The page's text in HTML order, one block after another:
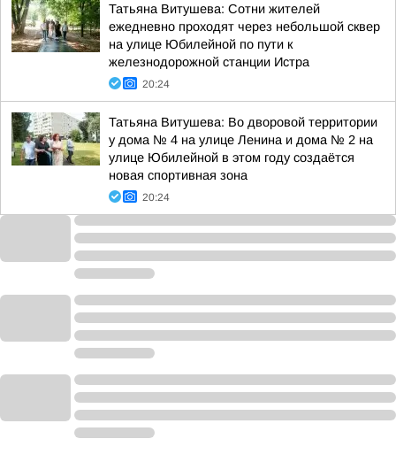
Татьяна Витушева: Сотни жителей
ежедневно проходят через небольшой сквер
на улице Юбилейной по пути к
железнодорожной станции Истра
20:24
Татьяна Витушева: Во дворовой территории
у дома № 4 на улице Ленина и дома № 2 на
улице Юбилейной в этом году создаётся
новая спортивная зона
20:24